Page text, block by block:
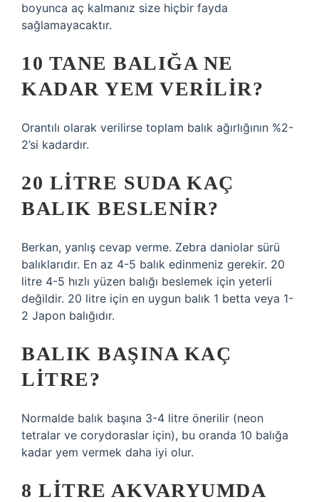
boyunca aç kalmanız size hiçbir fayda
sağlamayacaktır.
10 TANE BALIĞA NE
KADAR YEM VERILIR?
Orantılı olarak verilirse toplam balık ağırlığının %2-
2’si kadardır.
20 LITRE SUDA KAÇ
BALIK BESLENIR?
Berkan, yanlış cevap verme. Zebra daniolar sürü
balıklarıdır. En az 4-5 balık edinmeniz gerekir. 20
litre 4-5 hızlı yüzen balığı beslemek için yeterli
değildir. 20 litre için en uygun balık 1 betta veya 1-
2 Japon balığıdır.
BALIK BAŞINA KAÇ
LITRE?
Normalde balık başına 3-4 litre önerilir (neon
tetralar ve corydoraslar için), bu oranda 10 balığa
kadar yem vermek daha iyi olur.
8 LITRE AKVARYUMDA